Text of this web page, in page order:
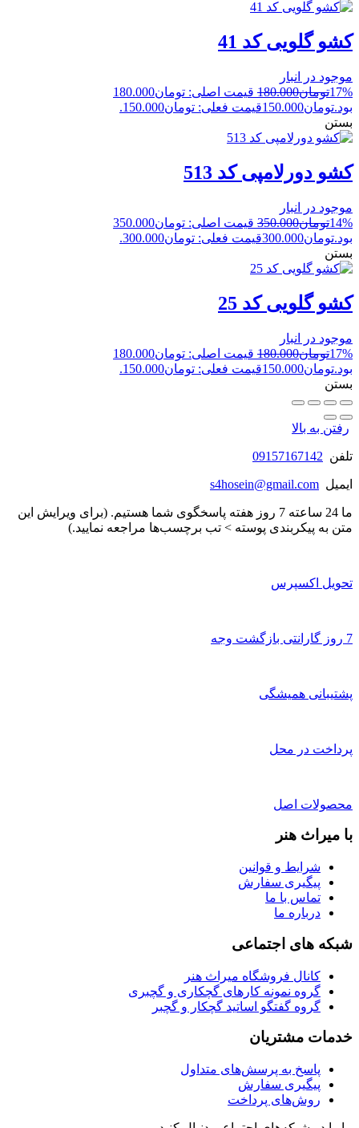
کشو گلویی کد 41
موجود در انبار
17%تومان180.000
قیمت اصلی: تومان180.000
بود.تومان150.000قیمت فعلی: تومان150.000.
بستن
کشو دورلامپی کد 513
موجود در انبار
14%تومان350.000
قیمت اصلی: تومان350.000
بود.تومان300.000قیمت فعلی: تومان300.000.
بستن
کشو گلویی کد 25
موجود در انبار
17%تومان180.000
قیمت اصلی: تومان180.000
بود.تومان150.000قیمت فعلی: تومان150.000.
بستن
رفتن به بالا
تلفن 09157167142
ایمیل s4hosein@gmail.com
ما 24 ساعته 7 روز هفته پاسخگوی شما هستیم. (برای ویرایش این
متن به پیکربندی پوسته > تب برچسب‌ها مراجعه نمایید.)
تحویل اکسپرس
7 روز گارانتی بازگشت وجه
پشتیبانی همیشگی
پرداخت در محل
محصولات اصل
با میراث هنر
شرایط و قوانین
پیگیری سفارش
تماس با ما
درباره ما
شبکه های اجتماعی
کانال فروشگاه میراث هنر
گروه نمونه کارهای گچکاری و گچبری
گروه گفتگو اساتید گچکار و گچبر
خدمات مشتریان
پاسخ به پرسش‌های متداول
پیگیری سفارش
روش‌های پرداخت